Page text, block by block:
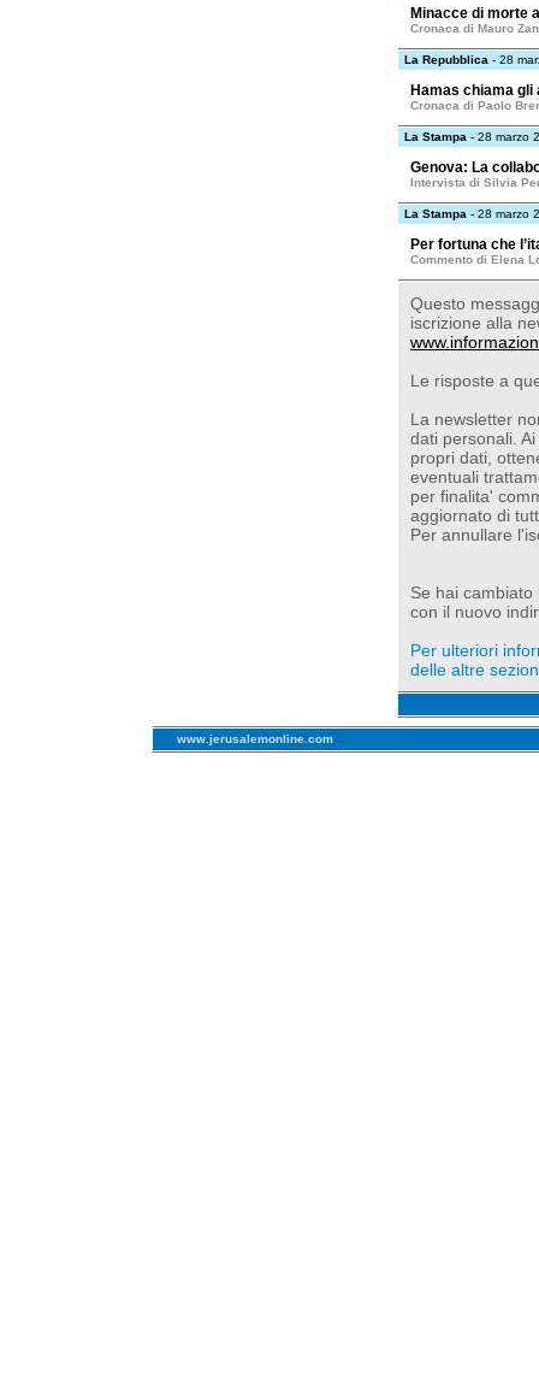
Minacce di morte
Cronaca di Mauro
La Repubblica - 28
Hamas chiama
Cronaca di Paolo
La Stampa - 28 marzo
Genova: La
Intervista di Silvia
La Stampa - 28 marzo
Per fortuna che
Commento di Elena
Questo
iscrizione alla
Le risposte a
La newsletter
dati personali.
propri dati,
eventuali
per finalita'
aggiornato di
Per annullare
Se hai
con il nuovo
Per ulteriori
delle altre
www.jerusalemonline.com